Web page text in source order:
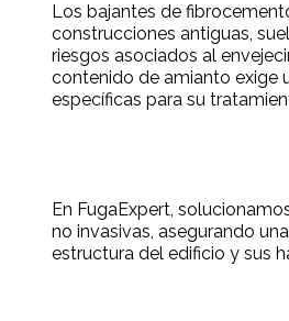
Los bajantes de
construcciones antiguas,
riesgos asociados al
contenido de amianto exige
específicas para su
En FugaExpert,
no invasivas, asegurando
estructura del edificio y sus